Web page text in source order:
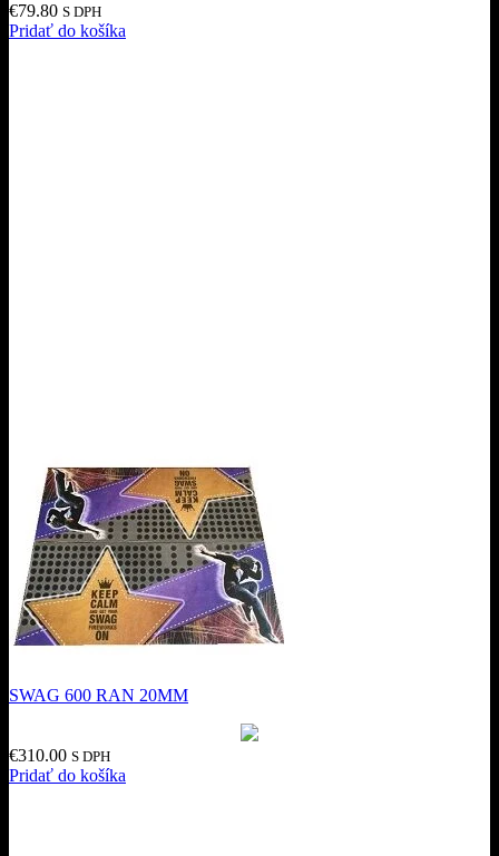
€79.80 S DPH
Pridať do košíka
SWAG 600 RAN 20MM
€310.00 S DPH
Pridať do košíka